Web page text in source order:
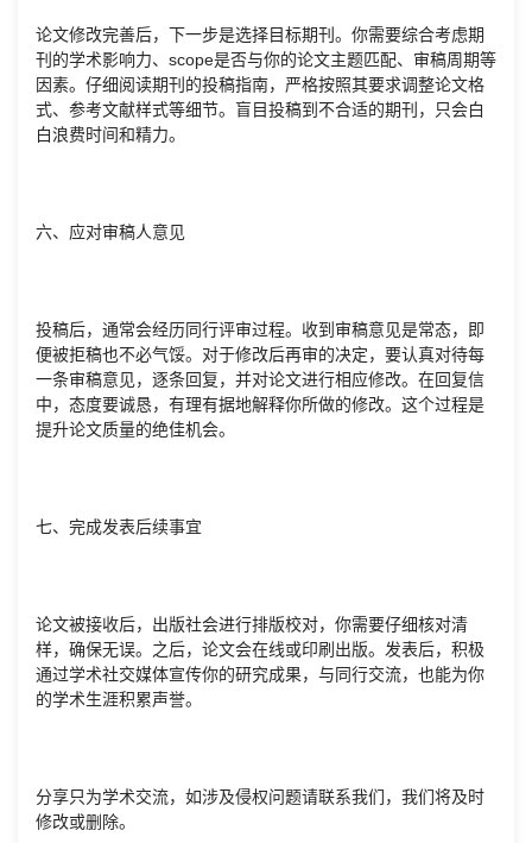
论文修改完善后，下一步是选择目标期刊。你需要综合考虑期
刊的学术影响力、scope是否与你的论文主题匹配、审稿周期等
因素。仔细阅读期刊的投稿指南，严格按照其要求调整论文格
式、参考文献样式等细节。盲目投稿到不合适的期刊，只会白
白浪费时间和精力。
六、应对审稿人意见
投稿后，通常会经历同行评审过程。收到审稿意见是常态，即
便被拒稿也不必气馁。对于修改后再审的决定，要认真对待每
一条审稿意见，逐条回复，并对论文进行相应修改。在回复信
中，态度要诚恳，有理有据地解释你所做的修改。这个过程是
提升论文质量的绝佳机会。
七、完成发表后续事宜
论文被接收后，出版社会进行排版校对，你需要仔细核对清
样，确保无误。之后，论文会在线或印刷出版。发表后，积极
通过学术社交媒体宣传你的研究成果，与同行交流，也能为你
的学术生涯积累声誉。
分享只为学术交流，如涉及侵权问题请联系我们，我们将及时
修改或删除。